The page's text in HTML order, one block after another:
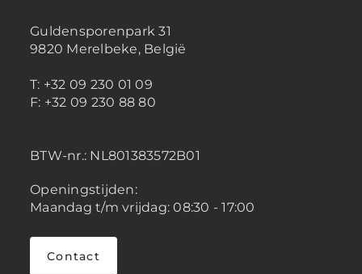
Guldensporenpark 31
9820 Merelbeke, België
T: +32 09 230 01 09
F: +32 09 230 88 80
BTW-nr.: NL801383572B01
Openingstijden:
Maandag t/m vrijdag: 08:30 - 17:00
Contact